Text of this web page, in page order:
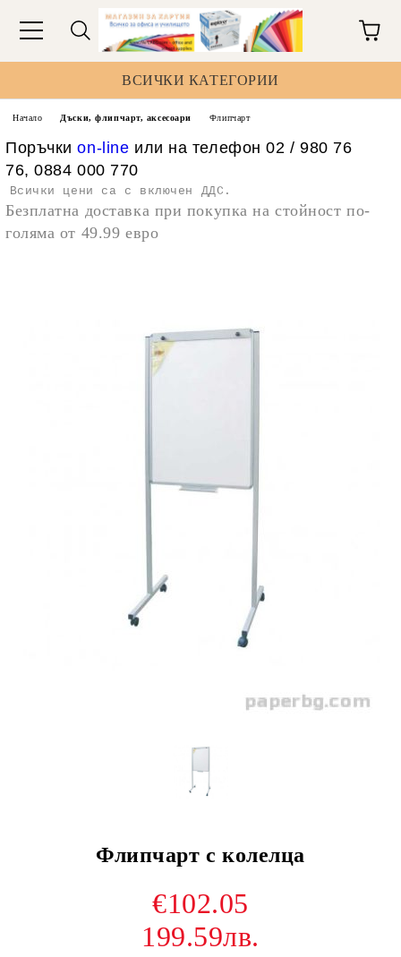
ВСИЧКИ КАТЕГОРИИ
Начало Дъски, флипчарт, аксесоари Флипчарт
Поръчкиon-line или на телефон 02 / 980 76
76, 0884 000 770
Всички цени са с включен ДДС.
Безплатна доставка при покупка на стойност по-
голяма от 49.99 евро
Флипчарт с колелца
€102.05
199.59лв.